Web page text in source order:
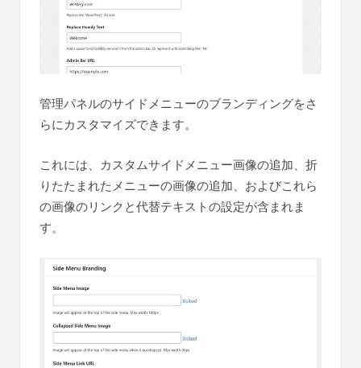
管理パネルのサイドメニューのブランディングをさ
らにカスタマイズできます。
これには、カスタムサイドメニュー画像の追加、折
りたたまれたメニューの画像の追加、およびこれら
の画像のリンクと代替テキストの設定が含まれま
す。